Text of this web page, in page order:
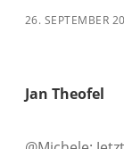
26. SEPTEMBER
Jan Theofel